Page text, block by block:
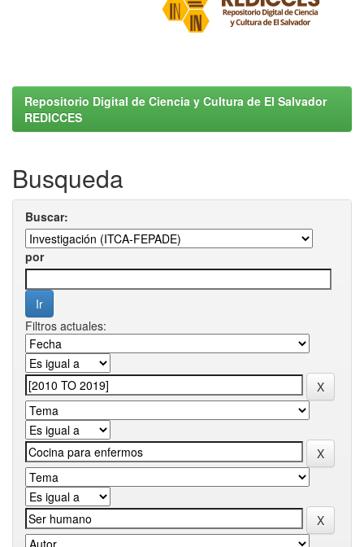
Repositorio Digital de Ciencia y Cultura de El Salvador
REDICCES
Busqueda
Buscar:
por
Filtros actuales: